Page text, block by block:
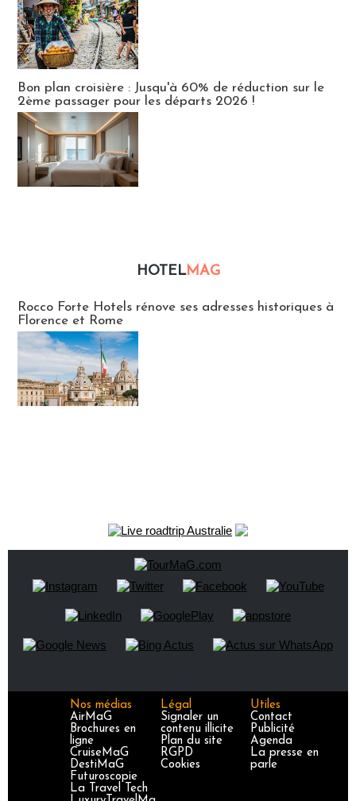
Bon plan croisière : Jusqu'à 60% de réduction sur le
2ème passager pour les départs 2026 !
HOTELMAG
Rocco Forte Hotels rénove ses adresses historiques à
Florence et Rome
Nos médias
AirMaG
Brochures en
ligne
CruiseMaG
DestiMaG
Futuroscopie
La Travel Tech
Légal
Signaler un
contenu illicite
Plan du site
RGPD
Cookies
Utiles
Contact
Publicité
Agenda
La presse en
parle